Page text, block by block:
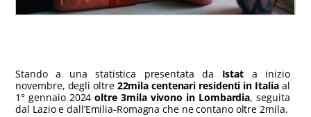
Stando a una statistica presentata da Istat a inizio
novembre, degli oltre 22mila centenari residenti in Italiaal
1° gennaio 2024oltre 3mila vivono in Lombardia, seguita
dal Lazio e dall’Emilia-Romagna che ne contano oltre 2mila.